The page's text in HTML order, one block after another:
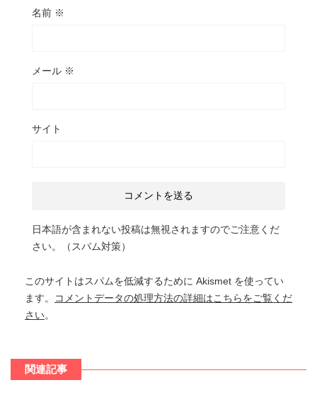
名前 ※
メール ※
サイト
日本語が含まれない投稿は無視されますのでご注意くだ
さい。（スパム対策）
このサイトはスパムを低減するために Akismet を使ってい
ます。
コメントデータの処理方法の詳細はこちらをご覧くだ
さい。
関連記事